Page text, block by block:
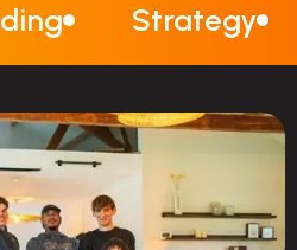
Strategy